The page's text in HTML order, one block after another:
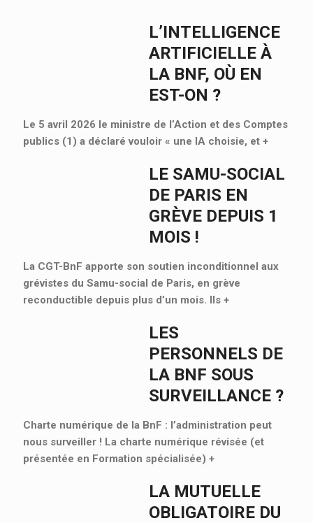
L’INTELLIGENCE
ARTIFICIELLE À
LA BNF, OÙ EN
EST-ON ?
Le 5 avril 2026 le ministre de l’Action et des Comptes
publics (1) a déclaré vouloir « une IA choisie, et +
LE SAMU-SOCIAL
DE PARIS EN
GRÈVE DEPUIS 1
MOIS !
La CGT-BnF apporte son soutien inconditionnel aux
grévistes du Samu-social de Paris, en grève
reconductible depuis plus d’un mois. Ils +
LES
PERSONNELS DE
LA BNF SOUS
SURVEILLANCE ?
Charte numérique de la BnF : l’administration peut
nous surveiller ! La charte numérique révisée (et
présentée en Formation spécialisée) +
LA MUTUELLE
OBLIGATOIRE DU